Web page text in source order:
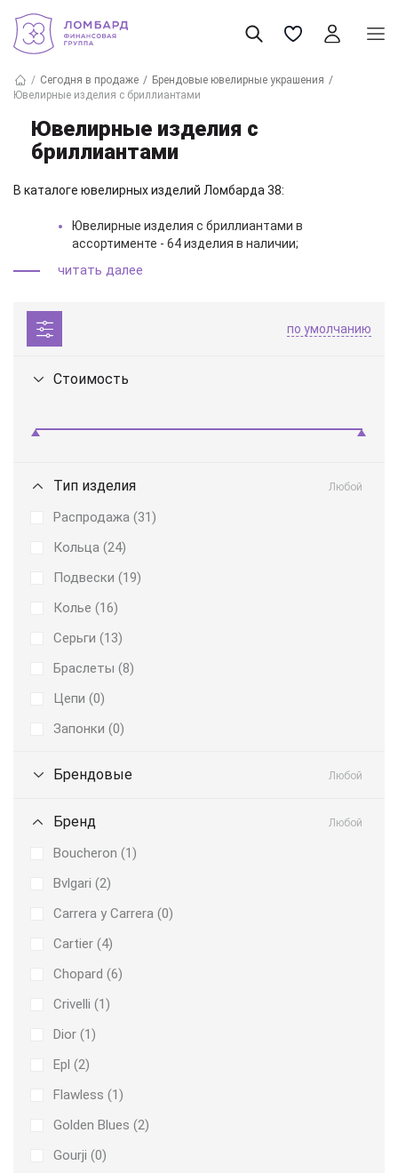
Сегодня в продаже
Брендовые ювелирные украшения
Ювелирные изделия с бриллиантами
Ювелирные изделия с
бриллиантами
В каталоге ювелирных изделий Ломбарда 38:
Ювелирные изделия с бриллиантами в
ассортименте - 64 изделия в наличии;
украшение;
Выбирайте товар по фото, описанию и цене. В продаже
исключительно проверенные и сертифицированные товары,
прошедшие полную подготовку к продаже! По всем вопросам
специалистам по телефону: +7 (495) 740-80-88.
читать далее
по умолчанию
Стоимость
Тип изделия Любой
Распродажа (31)
Кольца (24)
Подвески (19)
Колье (16)
Серьги (13)
Браслеты (8)
Цепи (0)
Запонки (0)
Брендовые Любой
Бренд Любой
Boucheron (1)
Bvlgari (2)
Carrera y Carrera (0)
Cartier (4)
Chopard (6)
Crivelli (1)
Dior (1)
Epl (2)
Flawless (1)
Golden Blues (2)
Gourji (0)